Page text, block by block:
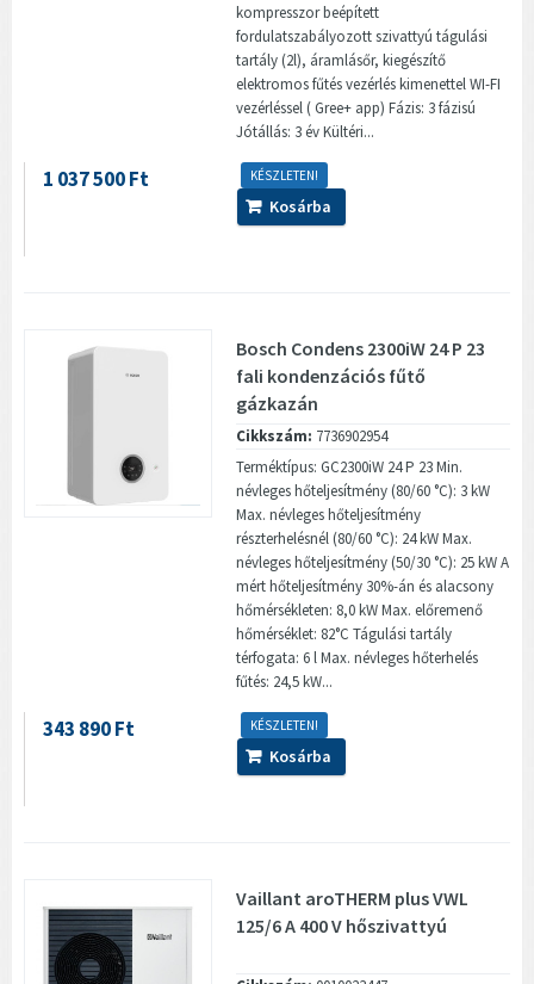
kompresszor beépített
fordulatszabályozott szivattyú tágulási
tartály (2l), áramlásőr, kiegészítő
elektromos fűtés vezérlés kimenettel WI-FI
vezérléssel ( Gree+ app) Fázis: 3 fázisú
Jótállás: 3 év Kültéri...
KÉSZLETEN!
1 037 500 Ft
Kosárba
Bosch Condens 2300iW 24 P 23
fali kondenzációs fűtő
gázkazán
Cikkszám: 7736902954
Terméktípus: GC2300iW 24 P 23 Min.
névleges hőteljesítmény (80/60 °C): 3 kW
Max. névleges hőteljesítmény
részterhelésnél (80/60 °C): 24 kW Max.
névleges hőteljesítmény (50/30 °C): 25 kW A
mért hőteljesítmény 30%-án és alacsony
hőmérsékleten: 8,0 kW Max. előremenő
hőmérséklet: 82°C Tágulási tartály
térfogata: 6 l Max. névleges hőterhelés
fűtés: 24,5 kW...
KÉSZLETEN!
343 890 Ft
Kosárba
Vaillant aroTHERM plus VWL
125/6 A 400 V hőszivattyú